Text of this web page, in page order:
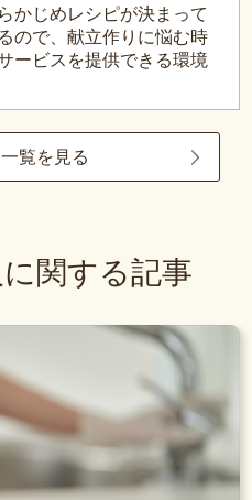
かじめレシピが決まって
ので、献立作りに悩む時
ービスを提供できる環境
覧を見る
関する記事